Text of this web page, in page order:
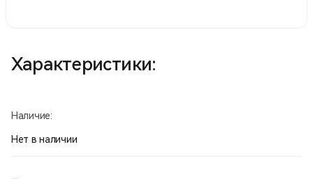
Характеристики:
Наличие:
Нет в наличии